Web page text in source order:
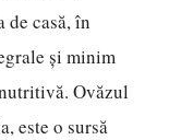
casă, în
și minim
Ovăzul
este o sursă